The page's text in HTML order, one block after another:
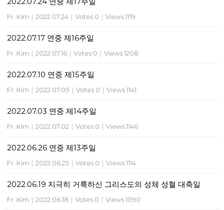
Fr. Kim | 2022.07.24 | Votes 0 | Views 1119
2022.07.17 연중 제16주일
Fr. Kim | 2022.07.16 | Votes 0 | Views 1208
2022.07.10 연중 제15주일
Fr. Kim | 2022.07.09 | Votes 0 | Views 1141
2022.07.03 연중 제14주일
Fr. Kim | 2022.07.02 | Votes 0 | Views 1146
2022.06.26 연중 제13주일
Fr. Kim | 2022.06.25 | Votes 0 | Views 1114
2022.06.19 지극히 거룩하신 그리스도의 성체 성혈 대축일
Fr. Kim | 2022.06.18 | Votes 0 | Views 1090